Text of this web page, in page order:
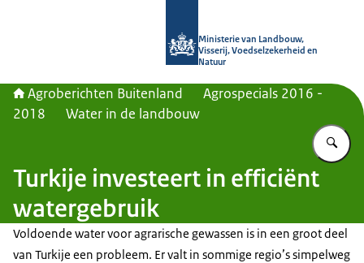
Ministerie van Landbouw,
Visserij, Voedselzekerheid en
Natuur
Agroberichten Buitenland
Agrospecials 2016 -
2018
Water in de landbouw
Turkije investeert in efficiënt
watergebruik
Voldoende water voor agrarische gewassen is in een groot deel
van Turkije een probleem. Er valt in sommige regio’s simpelweg